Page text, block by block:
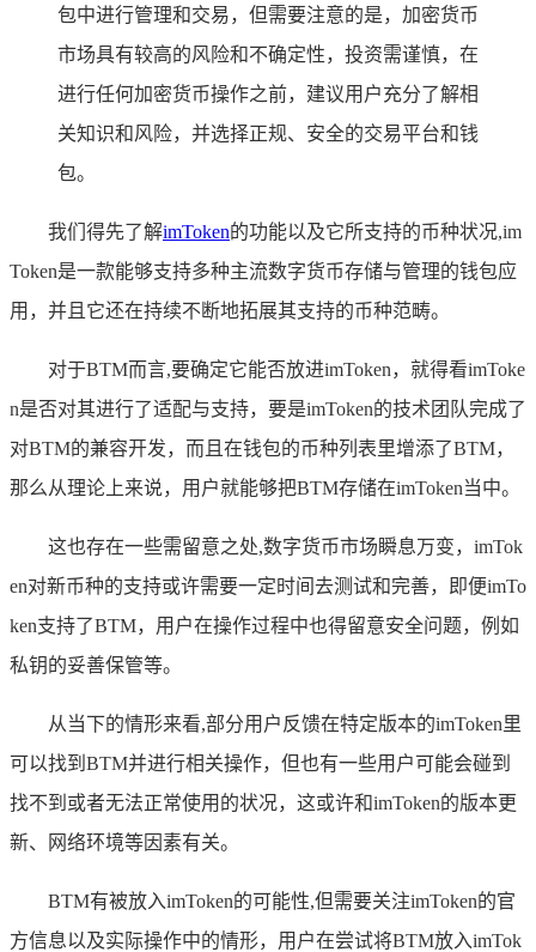
包中进行管理和交易，但需要注意的是，加密货币
市场具有较高的风险和不确定性，投资需谨慎，在
进行任何加密货币操作之前，建议用户充分了解相
关知识和风险，并选择正规、安全的交易平台和钱
包。
我们得先了解imToken的功能以及它所支持的币种状况,im
Token是一款能够支持多种主流数字货币存储与管理的钱包应
用，并且它还在持续不断地拓展其支持的币种范畴。
对于BTM而言,要确定它能否放进imToken，就得看imToke
n是否对其进行了适配与支持，要是imToken的技术团队完成了
对BTM的兼容开发，而且在钱包的币种列表里增添了BTM，
那么从理论上来说，用户就能够把BTM存储在imToken当中。
这也存在一些需留意之处,数字货币市场瞬息万变，imTok
en对新币种的支持或许需要一定时间去测试和完善，即便imTo
ken支持了BTM，用户在操作过程中也得留意安全问题，例如
私钥的妥善保管等。
从当下的情形来看,部分用户反馈在特定版本的imToken里
可以找到BTM并进行相关操作，但也有一些用户可能会碰到
找不到或者无法正常使用的状况，这或许和imToken的版本更
新、网络环境等因素有关。
BTM有被放入imToken的可能性,但需要关注imToken的官
方信息以及实际操作中的情形，用户在尝试将BTM放入imTok